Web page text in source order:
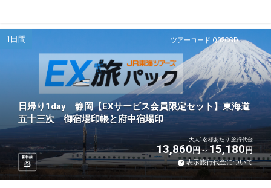
ツアーコード Q02CGD
1日間
日帰り1day 静岡【EXサービス会員限定セット】東海道
五十三次 御宿場印帳と府中宿場印
新幹線
大人1名様あたり 旅行代金
13,860円 15,180円
表示旅行代金について